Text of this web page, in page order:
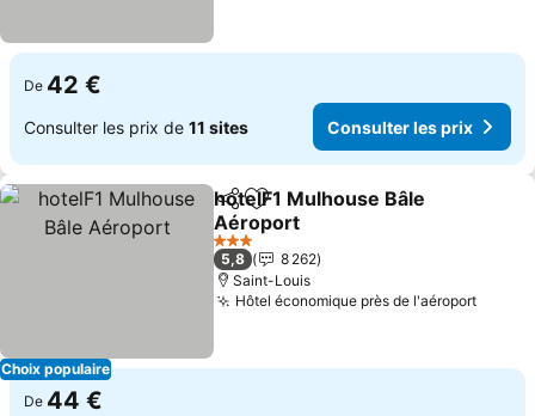
De 42 €
Consulter les prix de 11 sites Consulter les prix
Choix populaire
PartagerAjouter à mes favoris
hotelF1 Mulhouse Bâle
Aéroport
Consulter les prix
3 Étoiles
5,8
8 262
Saint-Louis
Hôtel économique près de l'aéroport
De 44 €